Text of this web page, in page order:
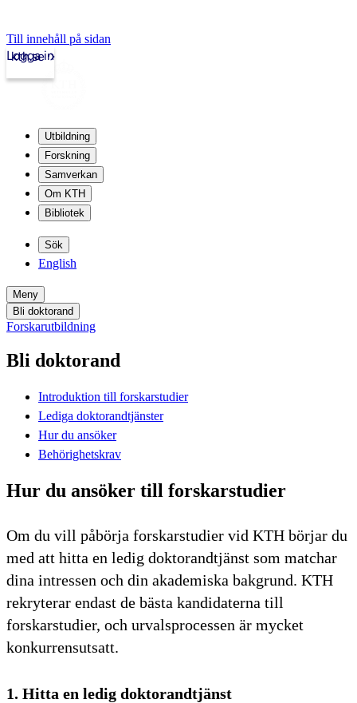
Till innehåll på sidan
kth.se
Logga in
Utbildning
Forskning
Samverkan
Om KTH
Bibliotek
Sök
English
Meny
Bli doktorand
Forskarutbildning
Bli doktorand
Introduktion till forskarstudier
Lediga doktorandtjänster
Hur du ansöker
Behörighetskrav
Hur du ansöker till forskarstudier
Om du vill påbörja forskarstudier vid KTH börjar du
med att hitta en ledig doktorandtjänst som matchar
dina intressen och din akademiska bakgrund. KTH
rekryterar endast de bästa kandidaterna till
forskarstudier, och urvalsprocessen är mycket
konkurrensutsatt.
1. Hitta en ledig doktorandtjänst